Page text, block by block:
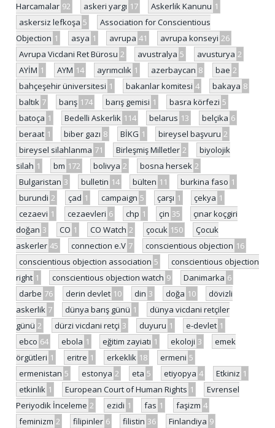
Harcamalar 92 askeri yargı 17 Askerlik Kanunu 1
askersiz lefkoşa 5
Association for Conscientious
Objection 1 asya 1 avrupa 41 avrupa konseyi 26
Avrupa Vicdani Ret Bürosu 2 avustralya 5 avusturya 2
AYİM 1 AYM 14 ayrımcılık 1 azerbaycan 8 bae 2
bahçeşehir üniversitesi 1 bakanlar komitesi 4 bakaya 8
baltık 7 barış 174 barış gemisi 1 basra körfezi 5
batoça 1 Bedelli Askerlik 114 belarus 13 belçika 6
beraat 1 biber gazı 8 BİKG 1 bireysel başvuru 2
bireysel silahlanma 71 Birleşmiş Milletler 2
biyolojik
silah 1 bm 172 bolivya 2 bosna hersek 2
Bulgaristan 3 bulletin 14 bülten 11 burkina faso 1
burundi 2 çad 1 campaign 5 çarşı 1 çekya 1
cezaevi 1 cezaevleri 6 chp 1 çin 35
çınar koçgiri
doğan 3 CO 1 CO Watch 2 çocuk 150
Çocuk
askerler 45 connection e.V 7 conscientious objection 16
conscientious objection association 5
conscientious objection
right 1 conscientious objection watch 9 Danimarka 6
darbe 76 derin devlet 10 din 3 doğa 10
dövizli
askerlik 7 dünya barış günü 1
dünya vicdani retçiler
günü 2 dürzi vicdani retçi 3 duyuru 1 e-devlet 1
ebco 64 ebola 1 eğitim zayiatı 1 ekoloji 3
emek
örgütleri 1 eritre 1 erkeklik 18 ermeni 5
ermenistan 5 estonya 2 eta 5 etiyopya 4 Etkiniz 1
etkinlik 1 European Court of Human Rights 1
Evrensel
Periyodik İnceleme 2 ezidi 1 fas 1 faşizm 4
feminizm 2 filipinler 6 filistin 36 Finlandiya 9